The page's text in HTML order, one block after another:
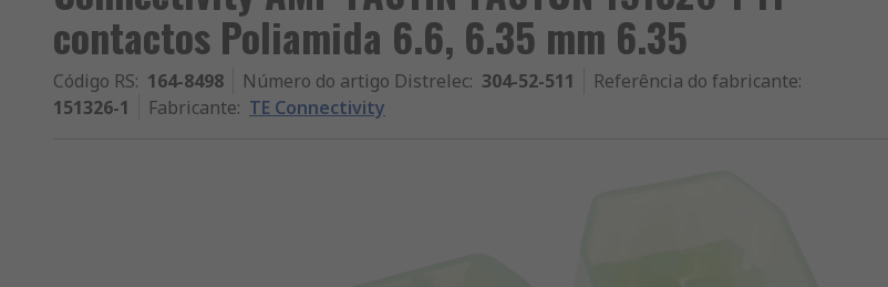
contactos Poliamida 6.6, 6.35 mm 6.35
Código RS: 164-8498 Número do artigo Distrelec: 304-52-511 Referência do fabricante:
151326-1
Fabricante: TE Connectivity